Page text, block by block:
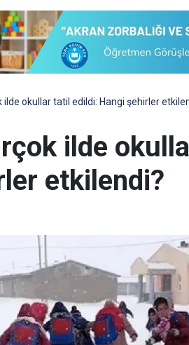
ilde okullar tatil edildi: Hangi şehirler
ilde
etkilendi?